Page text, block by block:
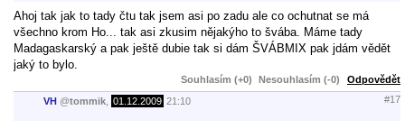
Ahoj tak jak to tady čtu tak jsem asi po zadu ale co ochutnat se má
všechno krom Ho... tak asi zkusim nějakýho to švába. Máme tady
Madagaskarský a pak ještě dubie tak si dám ŠVÁBMIX pak jdám vědět
jaký to bylo.
Souhlasím (+0) Nesouhlasím (-0) Odpovědět
VH @tommik 01.12.2009 21:10 #17